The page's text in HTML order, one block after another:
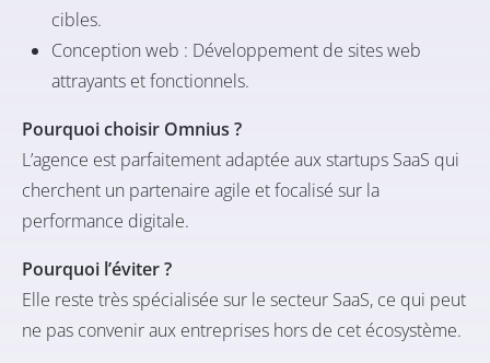
cibles.​
Conception web : Développement de sites web
attrayants et fonctionnels.​
Pourquoi choisir Omnius ?
L’agence est parfaitement adaptée aux startups SaaS qui
cherchent un partenaire agile et focalisé sur la
performance digitale.
Pourquoi l’éviter ?
Elle reste très spécialisée sur le secteur SaaS, ce qui peut
ne pas convenir aux entreprises hors de cet écosystème.